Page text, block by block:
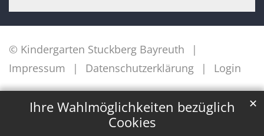
Ihre Wahlmöglichkeiten bezüglich
Cookies
✕
© Kindergarten Stuckberg Bayreuth
Impressum
Datenschutzerklärung Login